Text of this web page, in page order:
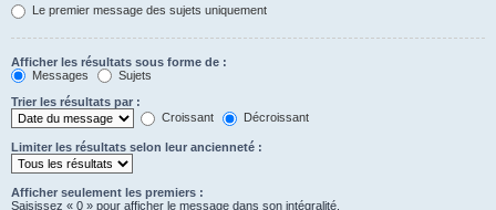
Le premier message des sujets uniquement
Afficher les résultats sous forme de :
Messages
Sujets
Trier les résultats par :
Croissant
Décroissant
Limiter les résultats selon leur ancienneté :
Afficher seulement les premiers :
Saisissez « 0 » pour afficher le message dans son intégralité.